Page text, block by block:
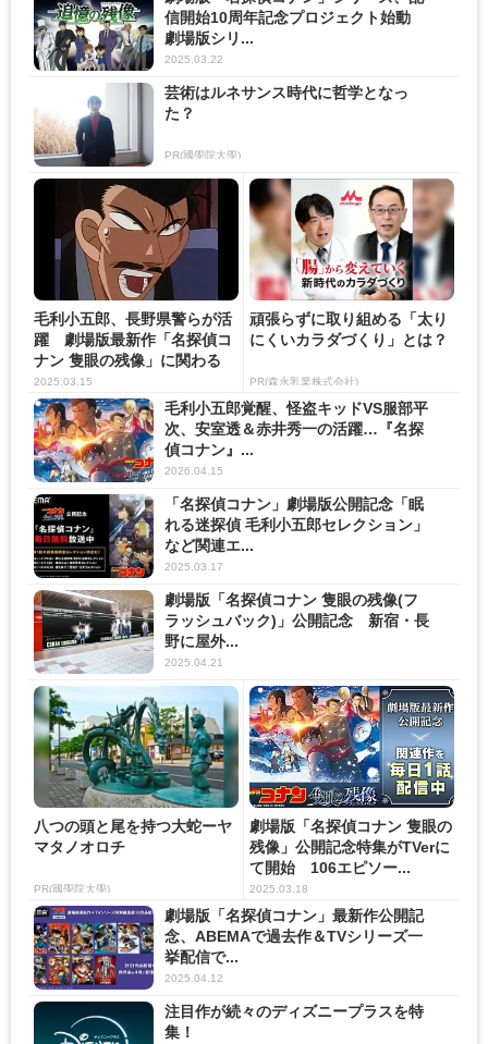
信開始10周年記念プロジェクト始動
劇場版シリ...
2025.03.22
芸術はルネサンス時代に哲学となっ
た？
PR(國學院大學)
毛利小五郎、長野県警らが活
躍 劇場版最新作「名探偵コ
ナン 隻眼の残像」に関わる
主...
2025.03.15
頑張らずに取り組める「太り
にくいカラダづくり」とは？
PR(森永乳業株式会社)
毛利小五郎覚醒、怪盗キッドVS服部平
次、安室透＆赤井秀一の活躍…『名探
偵コナン』...
2026.04.15
「名探偵コナン」劇場版公開記念「眠
れる迷探偵 毛利小五郎セレクション」
など関連エ...
2025.03.17
劇場版「名探偵コナン 隻眼の残像(フ
ラッシュバック)」公開記念 新宿・長
野に屋外...
2025.04.21
八つの頭と尾を持つ大蛇ーヤ
マタノオロチ
PR(國學院大學)
劇場版「名探偵コナン 隻眼の
残像」公開記念特集がTVerに
て開始 106エピソー...
2025.03.18
劇場版「名探偵コナン」最新作公開記
念、ABEMAで過去作＆TVシリーズ一
挙配信で...
2025.04.12
注目作が続々のディズニープラスを特
集！